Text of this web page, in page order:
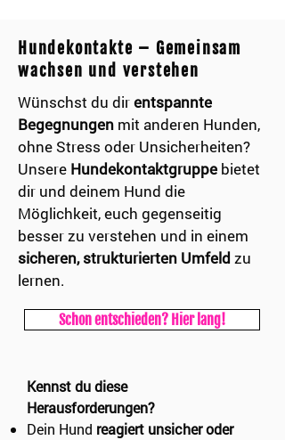
Hundekontakte – Gemeinsam
wachsen und verstehen
Wünschst du direntspannte
Begegnungen mit anderen Hunden,
ohne Stress oder Unsicherheiten?
Unsere Hundekontaktgruppe bietet
dir und deinem Hund die
Möglichkeit, euch gegenseitig
besser zu verstehen und in einem
sicheren, strukturierten Umfeldzu
lernen.
Schon entschieden? Hier lang!
Kennst du diese
Herausforderungen?
Dein Hund reagiert unsicher oder